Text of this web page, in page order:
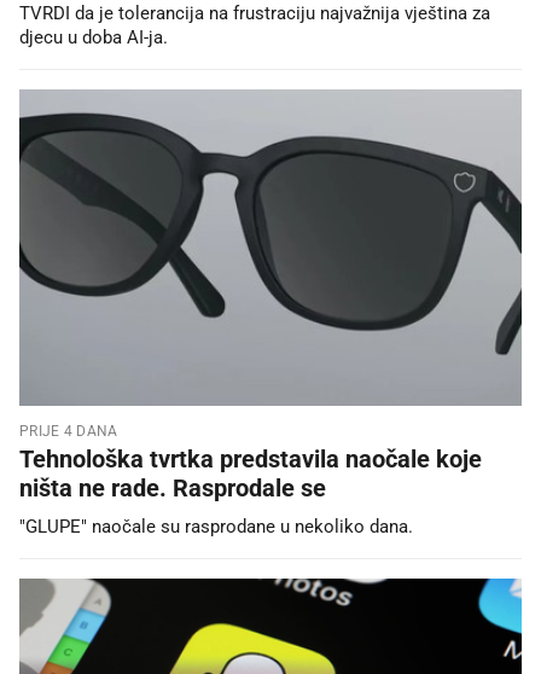
TVRDI da je tolerancija na frustraciju najvažnija vještina za
djecu u doba AI-ja.
PRIJE 4 DANA
Tehnološka tvrtka predstavila naočale koje
ništa ne rade. Rasprodale se
"GLUPE" naočale su rasprodane u nekoliko dana.